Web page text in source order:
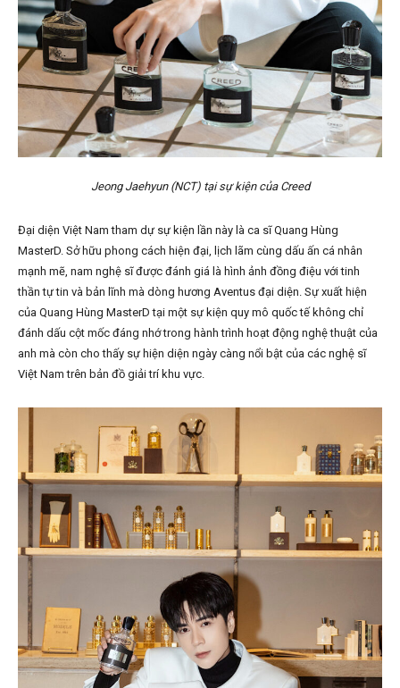
Jeong Jaehyun (NCT) tại sự kiện của Creed
Đại diện Việt Nam tham dự sự kiện lần này là ca sĩ Quang Hùng
MasterD. Sở hữu phong cách hiện đại, lịch lãm cùng dấu ấn cá nhân
mạnh mẽ, nam nghệ sĩ được đánh giá là hình ảnh đồng điệu với tinh
thần tự tin và bản lĩnh mà dòng hương Aventus đại diện. Sự xuất hiện
của Quang Hùng MasterD tại một sự kiện quy mô quốc tế không chỉ
đánh dấu cột mốc đáng nhớ trong hành trình hoạt động nghệ thuật của
anh mà còn cho thấy sự hiện diện ngày càng nổi bật của các nghệ sĩ
Việt Nam trên bản đồ giải trí khu vực.